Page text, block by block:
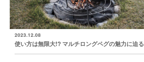
2023.12.08
使い方は無限大!? マルチロングペグの魅力に迫る